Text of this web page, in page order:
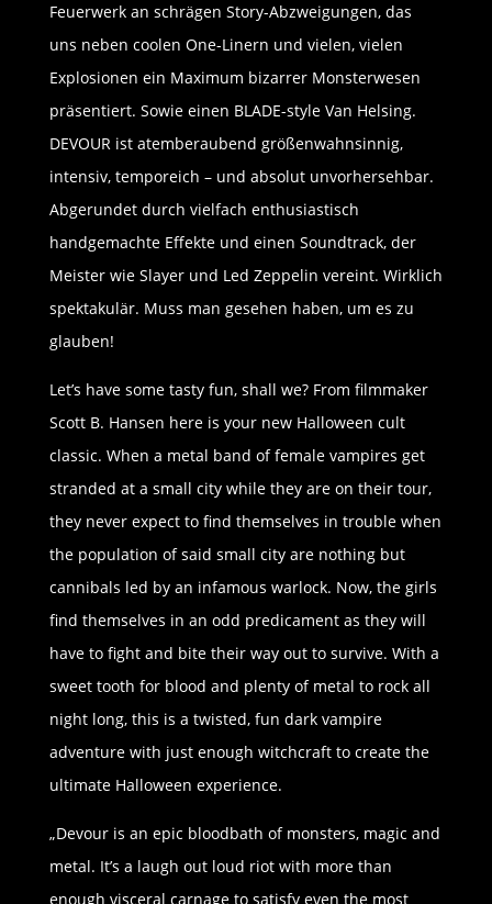
Feuerwerk an schrägen Story-Abzweigungen, das
uns neben coolen One-Linern und vielen, vielen
Explosionen ein Maximum bizarrer Monsterwesen
präsentiert. Sowie einen BLADE-style Van Helsing.
DEVOUR ist atemberaubend größenwahnsinnig,
intensiv, temporeich – und absolut unvorhersehbar.
Abgerundet durch vielfach enthusiastisch
handgemachte Effekte und einen Soundtrack, der
Meister wie Slayer und Led Zeppelin vereint. Wirklich
spektakulär. Muss man gesehen haben, um es zu
glauben!
Let’s have some tasty fun, shall we? From filmmaker
Scott B. Hansen here is your new Halloween cult
classic. When a metal band of female vampires get
stranded at a small city while they are on their tour,
they never expect to find themselves in trouble when
the population of said small city are nothing but
cannibals led by an infamous warlock. Now, the girls
find themselves in an odd predicament as they will
have to fight and bite their way out to survive. With a
sweet tooth for blood and plenty of metal to rock all
night long, this is a twisted, fun dark vampire
adventure with just enough witchcraft to create the
ultimate Halloween experience.
„Devour is an epic bloodbath of monsters, magic and
metal. It’s a laugh out loud riot with more than
enough visceral carnage to satisfy even the most